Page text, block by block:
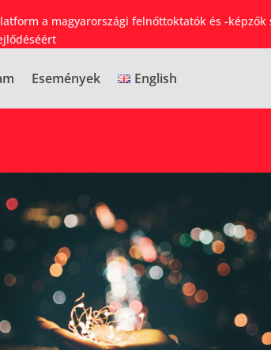
a magyarországi felnőttoktatók és -képzők
Események English